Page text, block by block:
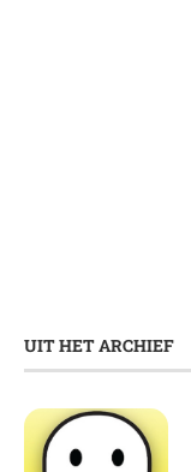
UIT HET ARCHIEF